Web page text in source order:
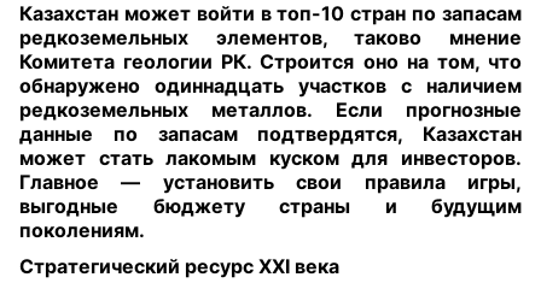
Казахстан может войти в топ-10 стран по запасам
редкоземельных элементов, таково мнение
Комитета геологии РК. Строится оно на том, что
обнаружено одиннадцать участков с наличием
редкоземельных металлов. Если прогнозные
данные по запасам подтвердятся, Казахстан
может стать лакомым куском для инвесторов.
Главное — установить свои правила игры,
выгодные бюджету страны и будущим
поколениям.
Стратегический ресурс XXI века